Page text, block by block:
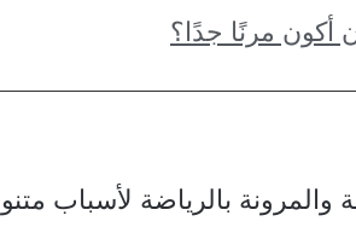
أكون مرنًا جدًا؟
والمرونة بالرياضة لأسباب